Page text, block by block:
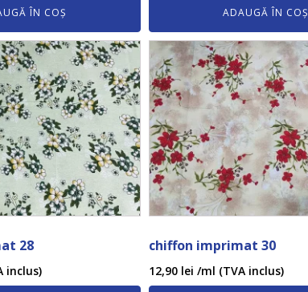
ÎN COȘ ADAUGĂ ÎN COȘ
28
inclus)
chiffon imprimat 30
12,90 lei /ml (TVA inclus)